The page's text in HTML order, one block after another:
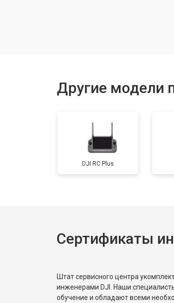
Другие модели
DJI RC Plus
Сертификаты
Штат сервисного центра
инженерами DJI. Наши
обучение и обладают всеми